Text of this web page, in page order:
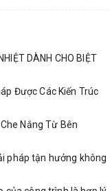
DÀNH CHO BIỆT
Được Các Kiến Trúc
Nắng Từ Bên
pháp tận hưởng không